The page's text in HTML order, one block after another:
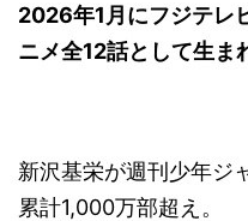
2026年1月にフジテレ
ニメ全12話として生ま
新沢基栄が週刊少年ジ
累計1,000万部超え。